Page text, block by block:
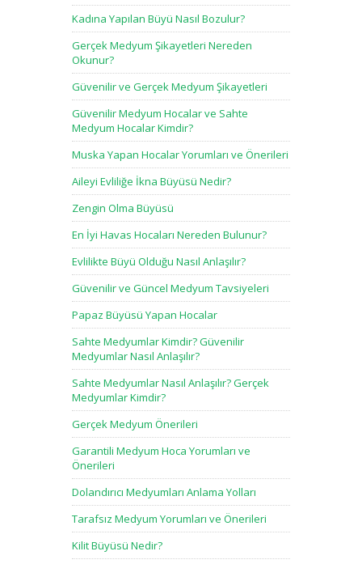
Kadına Yapılan Büyü Nasıl Bozulur?
Gerçek Medyum Şikayetleri Nereden
Okunur?
Güvenilir ve Gerçek Medyum Şikayetleri
Güvenilir Medyum Hocalar ve Sahte
Medyum Hocalar Kimdir?
Muska Yapan Hocalar Yorumları ve Önerileri
Aileyi Evliliğe İkna Büyüsü Nedir?
Zengin Olma Büyüsü
En İyi Havas Hocaları Nereden Bulunur?
Evlilikte Büyü Olduğu Nasıl Anlaşılır?
Güvenilir ve Güncel Medyum Tavsiyeleri
Papaz Büyüsü Yapan Hocalar
Sahte Medyumlar Kimdir? Güvenilir
Medyumlar Nasıl Anlaşılır?
Sahte Medyumlar Nasıl Anlaşılır? Gerçek
Medyumlar Kimdir?
Gerçek Medyum Önerileri
Garantili Medyum Hoca Yorumları ve
Önerileri
Dolandırıcı Medyumları Anlama Yolları
Tarafsız Medyum Yorumları ve Önerileri
Kilit Büyüsü Nedir?